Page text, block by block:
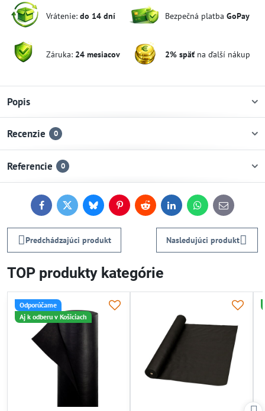
Vrátenie: do 14 dní Bezpečná platba GoPay
Záruka: 24 mesiacov 2% späťna ďalší nákup
Popis
Recenzie 0
Referencie 0
FacebookTwitterBlueskyPinterestReddit LinkedInWhatsApp
E-
mail
Predchádzajúci produkt Nasledujúci produkt
TOP produkty kategórie
Odporúčame
Aj k odberu v Košiciach